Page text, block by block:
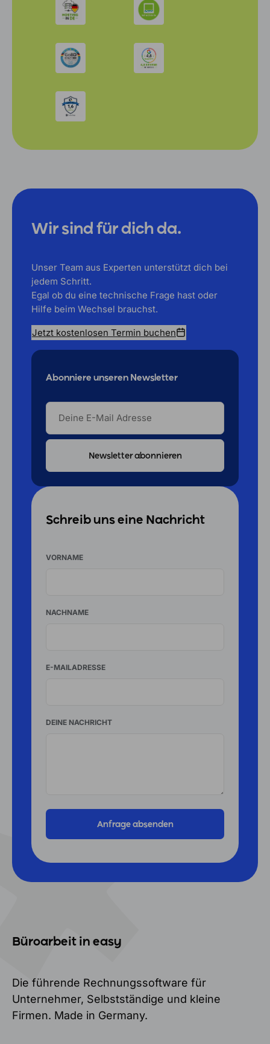
Wir sind für dich da.
Unser Team aus Experten unterstützt dich bei
jedem Schritt.
Egal ob du eine technische Frage hast oder
Hilfe beim Wechsel brauchst.
Jetzt kostenlosen Termin buchen
Abonniere unseren Newsletter
DEINE
MAIL
ADRESSE
Schreib uns eine Nachricht
VORNAME
NACHNAME
E-MAILADRESSE
DEINE NACHRICHT
Büroarbeit in easy
Die führende Rechnungssoftware für
Unternehmer, Selbstständige und kleine
Firmen. Made in Germany.